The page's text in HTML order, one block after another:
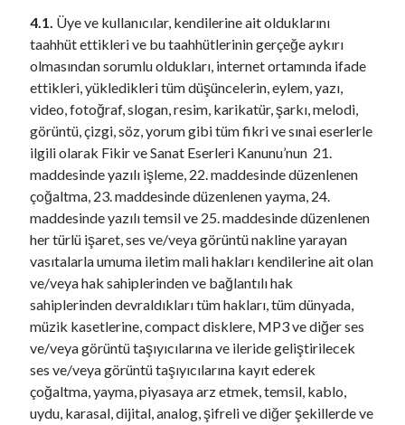
4.1. Üye ve kullanıcılar, kendilerine ait olduklarını
taahhüt ettikleri ve bu taahhütlerinin gerçeğe aykırı
olmasından sorumlu oldukları, internet ortamında ifade
ettikleri, yükledikleri tüm düşüncelerin, eylem, yazı,
video, fotoğraf, slogan, resim, karikatür, şarkı, melodi,
görüntü, çizgi, söz, yorum gibi tüm fikri ve sınai eserlerle
ilgili olarak Fikir ve Sanat Eserleri Kanunu’nun 21.
maddesinde yazılı işleme, 22. maddesinde düzenlenen
çoğaltma, 23. maddesinde düzenlenen yayma, 24.
maddesinde yazılı temsil ve 25. maddesinde düzenlenen
her türlü işaret, ses ve/veya görüntü nakline yarayan
vasıtalarla umuma iletim mali hakları kendilerine ait olan
ve/veya hak sahiplerinden ve bağlantılı hak
sahiplerinden devraldıkları tüm hakları, tüm dünyada,
müzik kasetlerine, compact disklere, MP3 ve diğer ses
ve/veya görüntü taşıyıcılarına ve ileride geliştirilecek
ses ve/veya görüntü taşıyıcılarına kayıt ederek
çoğaltma, yayma, piyasaya arz etmek, temsil, kablo,
uydu, karasal, dijital, analog, şifreli ve diğer şekillerde ve